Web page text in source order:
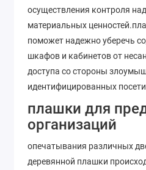
осуществления контроля
материальных
поможет надежно уберечь
шкафов и кабинетов от
доступа со стороны
идентифицированных
плашки для
организаций
опечатывания различных
деревянной плашки